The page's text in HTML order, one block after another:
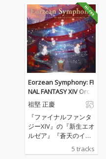
025 -Eorzean Sympho
ny-』から、MCパート
を除く当日演奏された
プログラムを収録
Eorzean Symphony: FI
NAL FANTASY XIV Orch
estral Album Vol. 4
祖堅 正慶
『ファイナルファンタ
ジーXIV』の『新生エオ
ルゼア』『蒼天のイシ
ュガルド』『紅蓮のリ
ベレーター』『漆黒の
5 tracks